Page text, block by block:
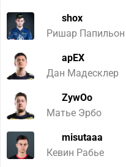
shox
Ришар Папильон
apEX
Дан Мадесклер
ZywOo
Матье Эрбо
misutaaa
Кевин Рабье